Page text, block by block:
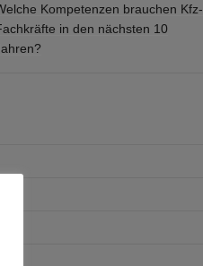
Kompetenzen brauchen Kfz-
in den nächsten 10